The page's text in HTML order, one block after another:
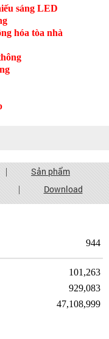
sáng LED
hóa tòa nhà
| Sản phẩm
| Download
944
101,263
929,083
47,108,999